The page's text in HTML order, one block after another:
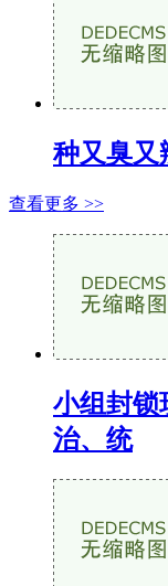
种又臭又
查看更多 >>
小组封锁
治、统